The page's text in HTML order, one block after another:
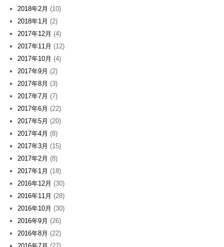
2018年2月 (10)
2018年1月 (2)
2017年12月 (4)
2017年11月 (12)
2017年10月 (4)
2017年9月 (2)
2017年8月 (3)
2017年7月 (7)
2017年6月 (22)
2017年5月 (20)
2017年4月 (8)
2017年3月 (15)
2017年2月 (8)
2017年1月 (18)
2016年12月 (30)
2016年11月 (28)
2016年10月 (30)
2016年9月 (26)
2016年8月 (22)